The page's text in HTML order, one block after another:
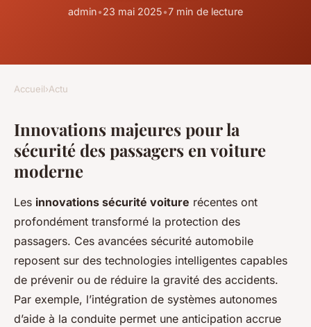
admin•23 mai 2025•7 min de lecture
Accueil›Actu
Innovations majeures pour la
sécurité des passagers en voiture
moderne
Les innovations sécurité voiture récentes ont
profondément transformé la protection des
passagers. Ces avancées sécurité automobile
reposent sur des technologies intelligentes capables
de prévenir ou de réduire la gravité des accidents.
Par exemple, l’intégration de systèmes autonomes
d’aide à la conduite permet une anticipation accrue